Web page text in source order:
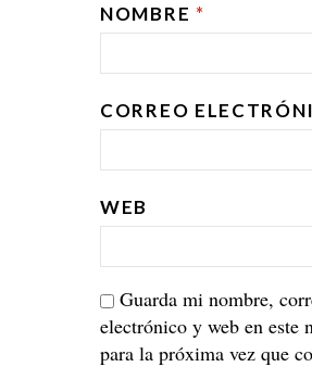
NOMBRE *
CORREO
WEB
Guarda mi nombre,
electrónico y web en este
para la próxima vez que